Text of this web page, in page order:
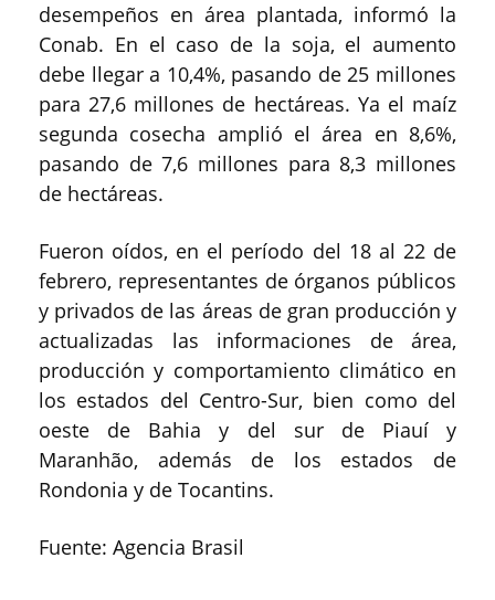
desempeños en área plantada, informó la
Conab. En el caso de la soja, el aumento
debe llegar a 10,4%, pasando de 25 millones
para 27,6 millones de hectáreas. Ya el maíz
segunda cosecha amplió el área en 8,6%,
pasando de 7,6 millones para 8,3 millones
de hectáreas.
Fueron oídos, en el período del 18 al 22 de
febrero, representantes de órganos públicos
y privados de las áreas de gran producción y
actualizadas las informaciones de área,
producción y comportamiento climático en
los estados del Centro-Sur, bien como del
oeste de Bahia y del sur de Piauí y
Maranhão, además de los estados de
Rondonia y de Tocantins.
Fuente: Agencia Brasil